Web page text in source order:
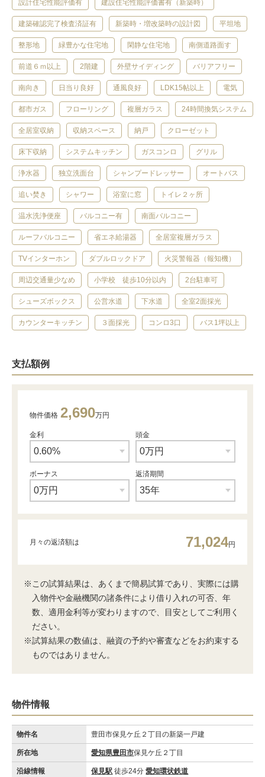
設計住宅性能評価有 建設住宅性能評価書有（新築時）
建築確認完了検査済証有 新築時・増改築時の設計図 平坦地
整形地 緑豊かな住宅地 閑静な住宅地 南側道路面す
前道６ｍ以上 2階建 外壁サイディング バリアフリー
南向き 日当り良好 通風良好 LDK15帖以上 電気
都市ガス フローリング 複層ガラス 24時間換気システム
全居室収納 収納スペース 納戸 クローゼット
床下収納 システムキッチン ガスコンロ グリル
浄水器 独立洗面台 シャンプードレッサー オートバス
追い焚き シャワー 浴室に窓 トイレ２ヶ所
温水洗浄便座 バルコニー有 南面バルコニー
ルーフバルコニー 省エネ給湯器 全居室複層ガラス
TVインターホン ダブルロックドア 火災警報器（報知機）
周辺交通量少なめ 小学校 徒歩10分以内 2台駐車可
シューズボックス 公営水道 下水道 全室2面採光
カウンターキッチン ３面採光 コンロ3口 バス1坪以上
支払額例
物件価格 2,690万円
金利 頭金
ボーナス 返済期間
月々の返済額は 71,024円
※この試算結果は、あくまで簡易試算であり、実際には購
入物件や金融機関の諸条件により借り入れの可否、年
数、適用金利等が変わりますので、目安としてご利用く
ださい。
※試算結果の数値は、融資の予約や審査などをお約束する
ものではありません。
物件情報
物件名 豊田市保見ケ丘２丁目の新築一戸建
所在地 愛知県豊田市保見ケ丘２丁目
沿線情報 保見駅 徒歩24分愛知環状鉄道